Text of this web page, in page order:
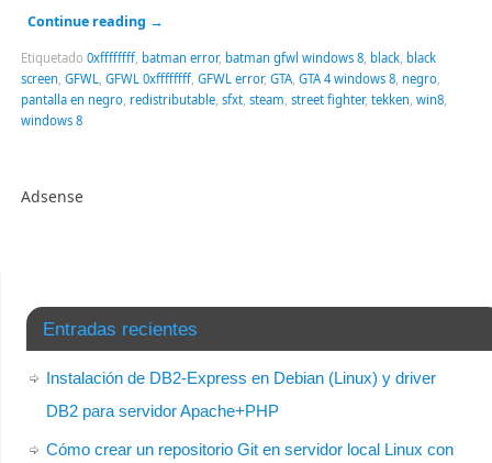
Continue reading →
Etiquetado 0xffffffff, batman error, batman gfwl windows 8, black, black
screen GFWL GFWL 0xffffffff, GFWL error, GTA, GTA 4 windows 8, negro,
pantalla en negro, redistributable, sfxt, steam street fighter, tekken win8,
windows 8
Adsense
Entradas recientes
Instalación de DB2-Express en Debian (Linux) y driver
DB2 para servidor Apache+PHP
Cómo crear un repositorio Git en servidor local Linux con